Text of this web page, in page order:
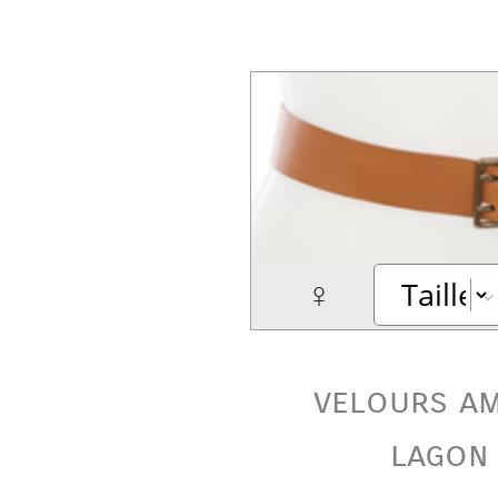
♀
velours
lagon